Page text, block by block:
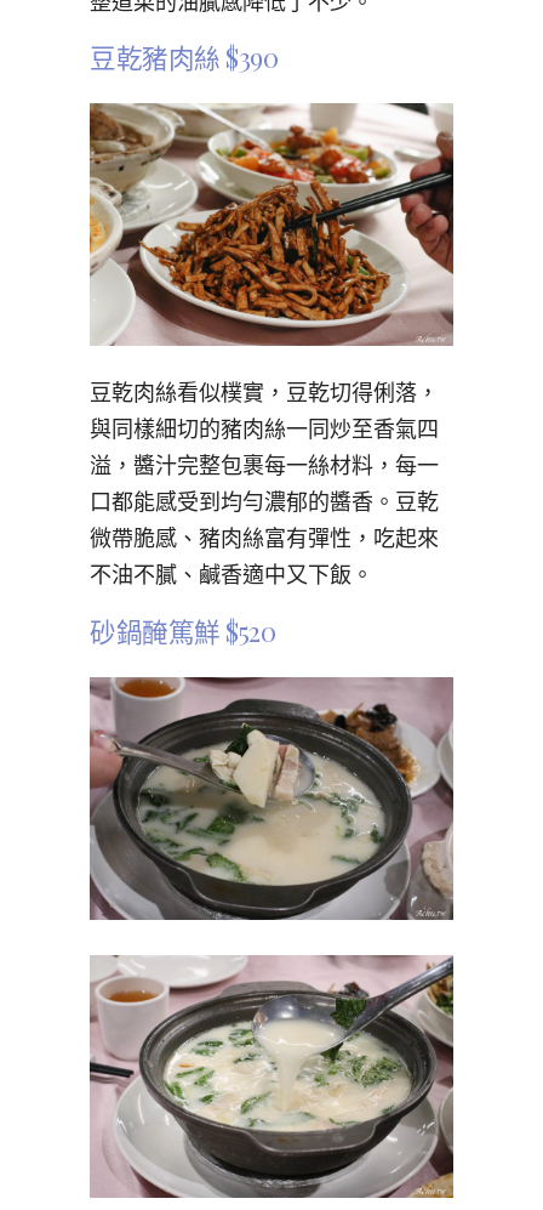
豆乾豬肉絲 $390
豆乾肉絲看似樸實，豆乾切得俐落，
與同樣細切的豬肉絲一同炒至香氣四
溢，醬汁完整包裹每一絲材料，每一
口都能感受到均勻濃郁的醬香。豆乾
微帶脆感、豬肉絲富有彈性，吃起來
不油不膩、鹹香適中又下飯。
砂鍋醃篤鮮 $520